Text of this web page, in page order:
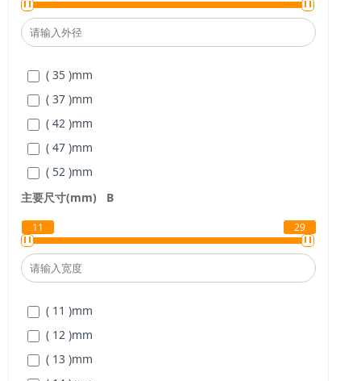
( 35 )mm
( 40 )mm
( 50 )mm
( 55 )mm
( 35 )mm
( 37 )mm
( 42 )mm
( 47 )mm
( 52 )mm
( 62 )mm
( 72 )
( 80 )mm
( 90 )mm
( 110 )mm
( 120 )mm
主要尺寸(mm) B
11 29
( 11 )mm
( 12 )mm
( 13 )mm